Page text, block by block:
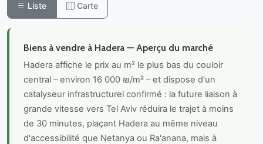
Liste
Carte
Biens à vendre à Hadera — Aperçu du marché
Hadera affiche le prix au m² le plus bas du couloir
central – environ 16 000 ₪/m² – et dispose d'un
catalyseur infrastructurel confirmé : la future liaison à
grande vitesse vers Tel Aviv réduira le trajet à moins
de 30 minutes, plaçant Hadera au même niveau
d'accessibilité que Netanya ou Ra'anana, mais à